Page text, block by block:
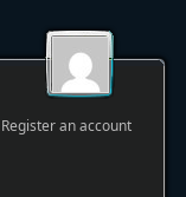
Register an account